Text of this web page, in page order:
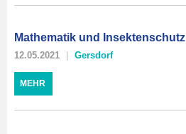
Mathematik und Insektenschutz
12.05.2021 Gersdorf
MEHR